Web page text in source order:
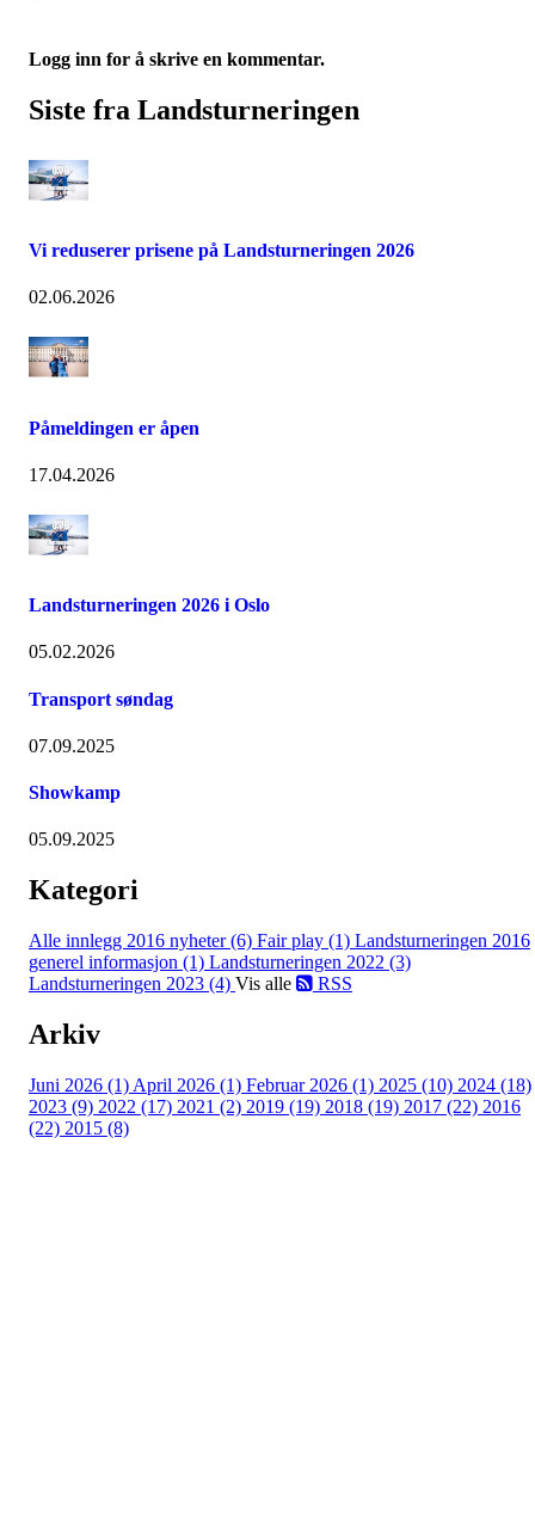
Logg inn for å skrive en kommentar.
Siste fra Landsturneringen
Vi reduserer prisene på Landsturneringen 2026
02.06.2026
Påmeldingen er åpen
17.04.2026
Landsturneringen 2026 i Oslo
05.02.2026
Transport søndag
07.09.2025
Showkamp
05.09.2025
Kategori
Alle innlegg 2016 nyheter (6) Fair play (1) Landsturneringen 2016
generel informasjon (1) Landsturneringen 2022 (3)
Landsturneringen 2023 (4) Vis alle RSS
Arkiv
Juni 2026 (1) April 2026 (1) Februar 2026 (1) 2025 (10) 2024 (18)
2023 (9) 2022 (17) 2021 (2) 2019 (19) 2018 (19) 2017 (22) 2016
(22) 2015 (8)